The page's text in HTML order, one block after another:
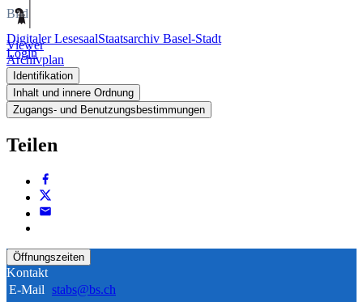
Digitaler LesesaalStaatsarchiv Basel-Stadt
Login
Bild
Viewer
Archivplan
Identifikation
Inhalt und innere Ordnung
Zugangs- und Benutzungsbestimmungen
Teilen
Öffnungszeiten
Kontakt
E-Mail stabs@bs.ch